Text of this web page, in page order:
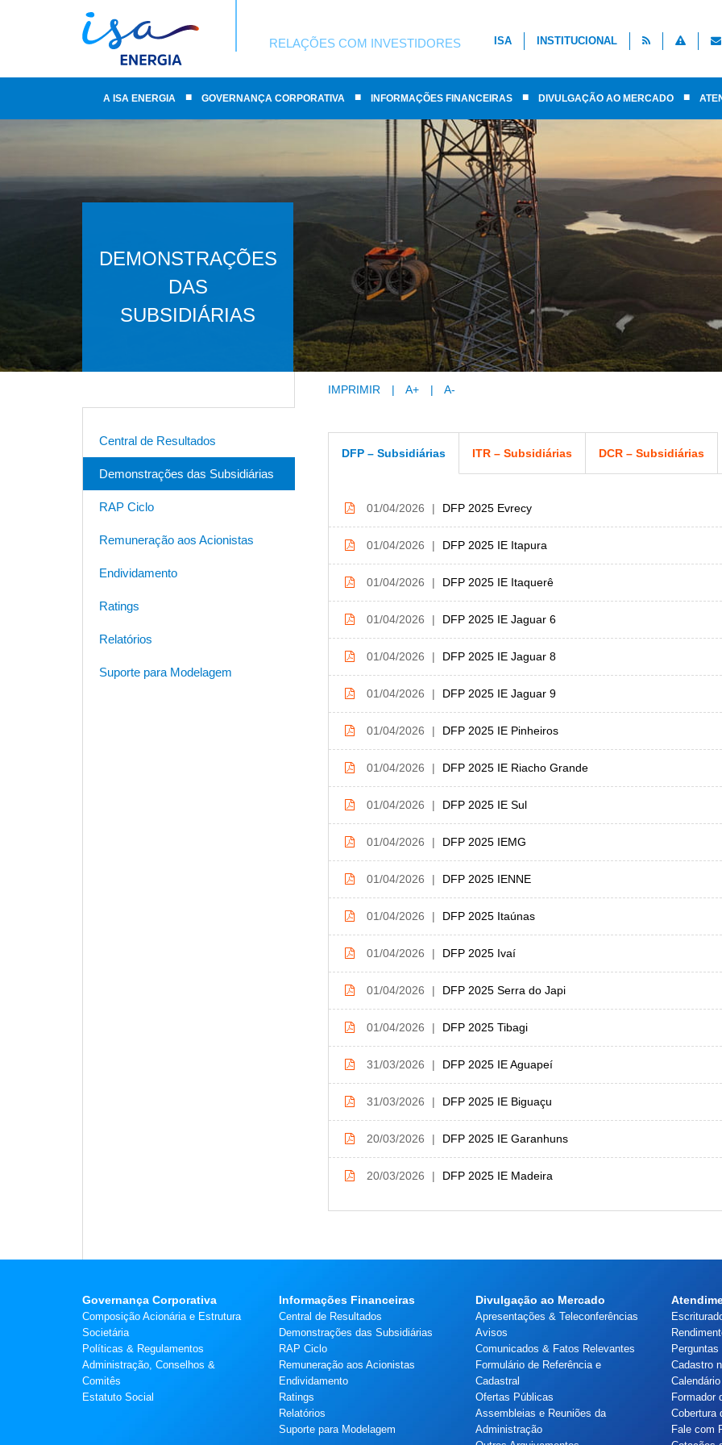
RELAÇÕES COM INVESTIDORES ISA INSTITUCIONAL
A ISA ENERGIA ■ GOVERNANÇA CORPORATIVA ■ INFORMAÇÕES FINANCEIRAS ■ DIVULGAÇÃO AO MERCADO ■
DEMONSTRAÇÕES
DAS
SUBSIDIÁRIAS
Central de Resultados
Demonstrações das Subsidiárias
RAP Ciclo
Remuneração aos Acionistas
Endividamento
Ratings
Relatórios
Suporte para Modelagem
IMPRIMIR | A+ | A-
DFP – Subsidiárias ITR – Subsidiárias DCR – Subsidiárias
01/04/2026 DFP 2025 Evrecy
01/04/2026 DFP 2025 IE Itapura
01/04/2026 DFP 2025 IE Itaquerê
01/04/2026 DFP 2025 IE Jaguar 6
01/04/2026 DFP 2025 IE Jaguar 8
01/04/2026 DFP 2025 IE Jaguar 9
01/04/2026 DFP 2025 IE Pinheiros
01/04/2026 DFP 2025 IE Riacho Grande
01/04/2026 DFP 2025 IE Sul
01/04/2026 DFP 2025 IEMG
01/04/2026 DFP 2025 IENNE
01/04/2026 DFP 2025 Itaúnas
01/04/2026 DFP 2025 Ivaí
01/04/2026 DFP 2025 Serra do Japi
01/04/2026 DFP 2025 Tibagi
31/03/2026 DFP 2025 IE Aguapeí
31/03/2026 DFP 2025 IE Biguaçu
20/03/2026 DFP 2025 IE Garanhuns
20/03/2026 DFP 2025 IE Madeira
Governança Corporativa
Composição Acionária e Estrutura
Societária
Políticas & Regulamentos
Administração, Conselhos &
Comitês
Estatuto Social
Informações Financeiras
Central de Resultados
Demonstrações das Subsidiárias
RAP Ciclo
Remuneração aos Acionistas
Endividamento
Ratings
Relatórios
Suporte para Modelagem
Divulgação ao Mercado
Apresentações & Teleconferências
Avisos
Comunicados & Fatos Relevantes
Formulário de Referência e
Cadastral
Ofertas Públicas
Assembleias e Reuniões da
Administração
Cadastro
Formador
Cobertura
Fale com